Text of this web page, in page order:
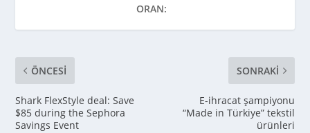
ORAN:
ÖNCESI
Shark FlexStyle deal: Save
$85 during the Sephora
Savings Event
SONRAKI
E-ihracat şampiyonu
“Made in Türkiye” tekstil
ürünleri